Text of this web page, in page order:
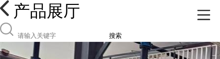
产品展厅
搜索